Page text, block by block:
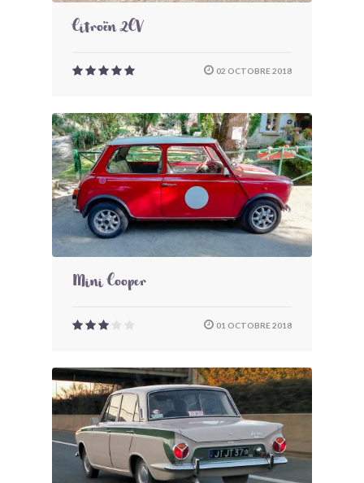
Citroën 2CV
02 OCTOBRE 2018
Mini Cooper
01 OCTOBRE 2018